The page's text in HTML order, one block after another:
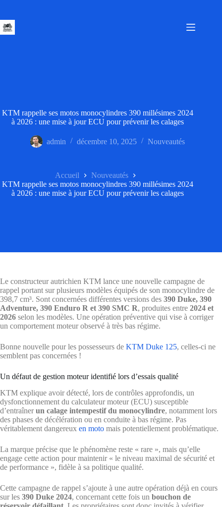
contenu
KTM rappelle ses motos monocylindres 390 millésimes 2024
à 2026 : une mise à jour ECU pour prévenir les calages
admin décembre 10, 2025 Nouveautés
Accueil
Nouveautés
KTM rappelle ses motos monocylindres 390 millésimes 2024
à 2026 : une mise à jour ECU pour prévenir les calages
Le constructeur autrichien KTM lance une nouvelle campagne de
rappel portant sur plusieurs modèles équipés de son monocylindre de
398,7 cm³. Sont concernées différentes versions des 390 Duke, 390
Adventure, 390 Enduro R et 390 SMC R, produites entre 2024 et
2026 selon les modèles. Une opération préventive qui vise à corriger
un comportement moteur observé à très bas régime.
Bonne nouvelle pour les possesseurs de KTM Duke 125, celles-ci ne
semblent pas concernées !
Un défaut de gestion moteur identifié lors d’essais qualité
KTM explique avoir détecté, lors de contrôles approfondis, un
dysfonctionnement du calculateur moteur (ECU) susceptible
d’entraînerun calage intempestif du monocylindre, notamment lors
des phases de décélération ou en conduite à bas régime. Pas
véritablement dangereux en moto mais potentiellement problématique.
La marque précise que le phénomène reste « rare », mais qu’elle
engage cette action pour maintenir « le niveau maximal de sécurité et
de performance », fidèle à sa politique qualité.
Cette campagne de rappel s’ajoute à une autre opération déjà en cours
sur les 390 Duke 2024, concernant cette fois un bouchon de